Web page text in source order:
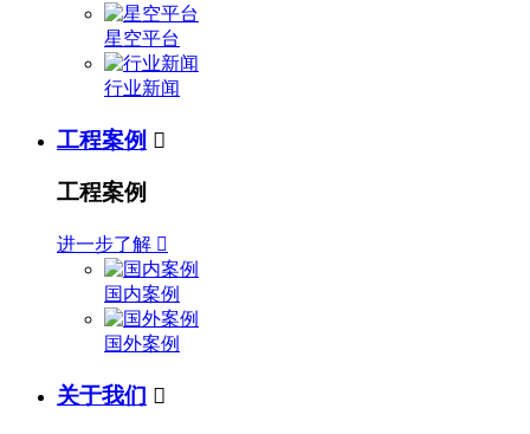
星空平台
行业新闻
工程案例 
工程案例
进一步了解 
国内案例
国外案例
关于我们 